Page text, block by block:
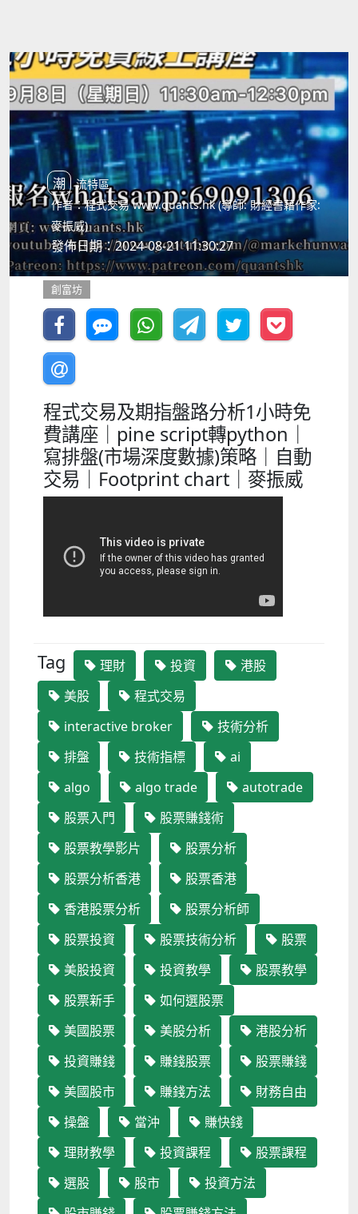
潮流特區
作者：程式交易 www.quants.hk (導師: 財經書藉作家:
麥振威)
發佈日期：2024-08-21 11:30:27
創富坊
程式交易及期指盤路分析1小時免
費講座｜pine script轉python｜
寫排盤(市場深度數據)策略｜自動
交易｜Footprint chart｜麥振威
Tag 理財 投資
港股
美股
程式交易
interactive broker
技術分析
排盤
技術指標
ai
algo
algo trade
autotrade
股票入門
股票賺錢術
股票教學影片
股票分析
股票分析香港
股票香港
香港股票分析
股票分析師
股票投資
股票技術分析
股票
美股投資
投資教學
股票教學
股票新手
如何選股票
美國股票
美股分析
港股分析
投資賺錢
賺錢股票
股票賺錢
美國股市
賺錢方法
財務自由
操盤
當沖
賺快錢
理財教學
投資課程
股票課程
選股
股市
投資方法